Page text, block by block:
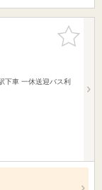
お気に入
りに追加
下車 一休送迎バス利